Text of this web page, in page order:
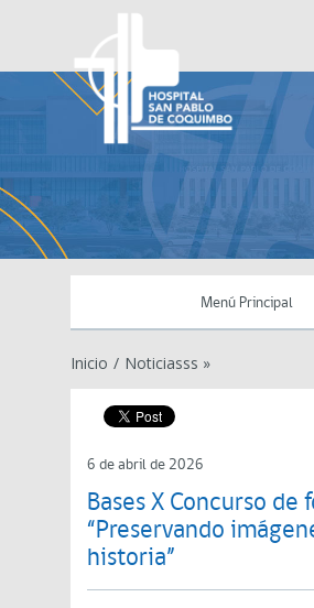
Menú Principal
Inicio / Noticiasss »
6 de abril de 2026
Bases X Concurso de
“Preservando
historia”